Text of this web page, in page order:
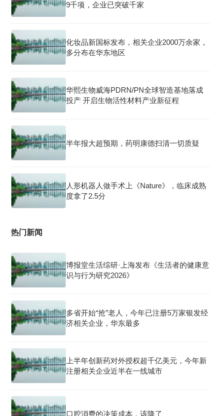
9千项，企业已突破千家
化妆品新国标发布，相关企业2000万余家，
多分布在华东地区
华熙生物威海PDRN/PN全球智造基地落成
投产 开启生物活性材料产业新征程
半年报大超预期，药明康德扫清一切质疑
人形机器人做手术上《Nature》，临床成熟
度拿了2.5分
热门新闻
博报堂生活综研·上海发布《生活者的健康意
识与行为研究2026》
多省开始“抢”老人，今年已注册5万家银发经
济相关企业，华东最多
上半年创新药对外授权超千亿美元，今年新
注册相关企业近半在一线城市
口腔消费的决策成本，该降了